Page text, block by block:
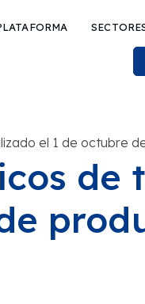
el 1 de octubre
de